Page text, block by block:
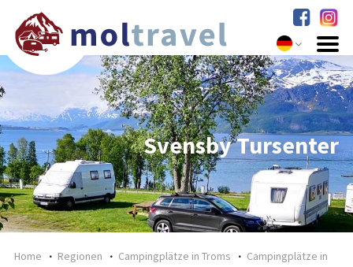
Svensby Tursenter
Home Regionen Campingplätze in Troms
Campingplätze in